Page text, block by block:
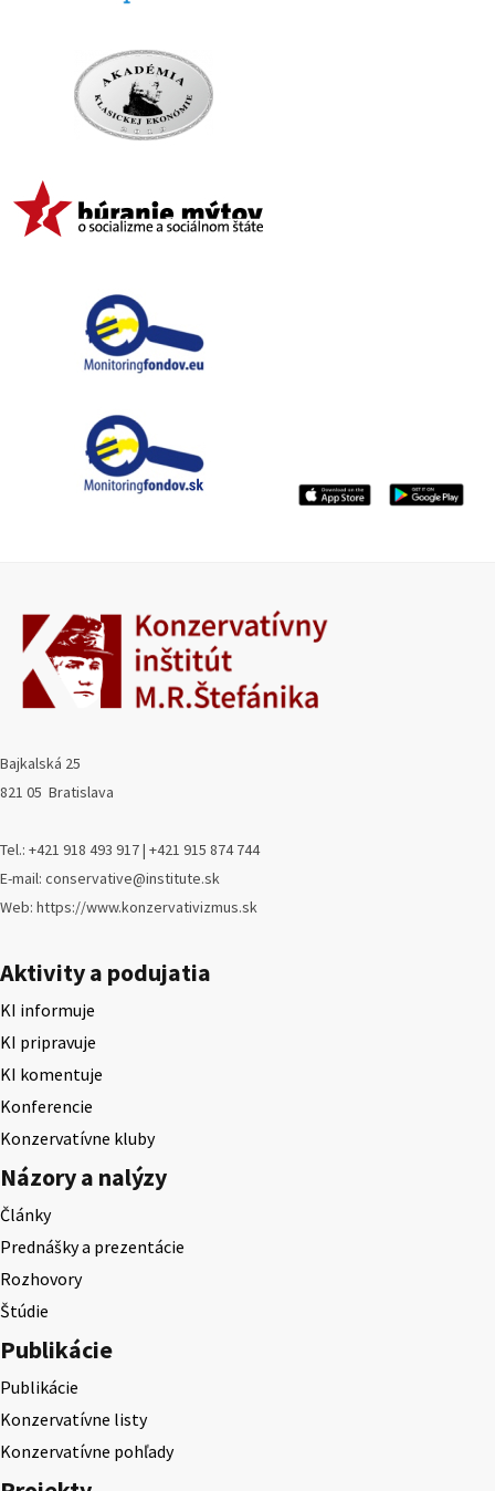
Bajkalská 25
821 05 Bratislava
Tel.: +421 918 493 917 | +421 915 874 744
E-mail: conservative@institute.sk
Web: https://www.konzervativizmus.sk
Aktivity a podujatia
KI informuje
KI pripravuje
KI komentuje
Konferencie
Konzervatívne kluby
Názory a nalýzy
Články
Prednášky a prezentácie
Rozhovory
Štúdie
Publikácie
Publikácie
Konzervatívne listy
Konzervatívne pohľady